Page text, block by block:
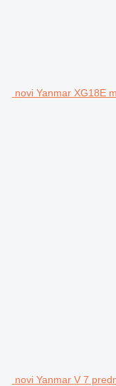
novi Yanmar XG18E
novi Yanmar V 7